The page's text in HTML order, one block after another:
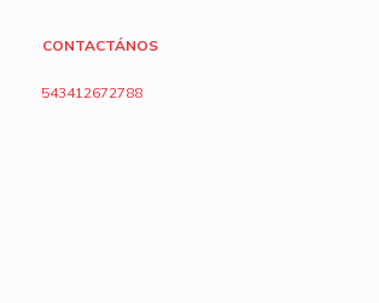
CONTACTÁNOS
543412672788